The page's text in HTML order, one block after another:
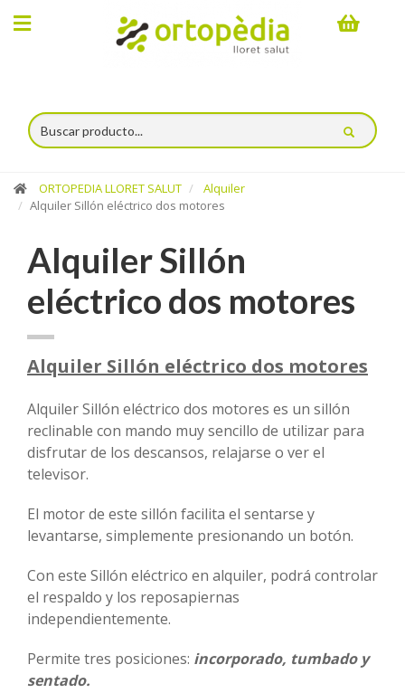
×
online
Ortopedia
Catálogo
Alquiler
Espacio
Lloret
Promociones
Blog
ORTOPEDIA LLORET SALUT
Alquiler
Alquiler Sillón eléctrico dos motores
Alquiler Sillón
eléctrico dos motores
Alquiler Sillón eléctrico dos motores
Alquiler Sillón eléctrico dos motores es un sillón
reclinable con mando muy sencillo de utilizar para
disfrutar de los descansos, relajarse o ver el
televisor.
El motor de este sillón facilita el sentarse y
levantarse, simplemente presionando un botón.
Con este Sillón eléctrico en alquiler, podrá controlar
el respaldo y los reposapiernas
independientemente.
Permite tres posiciones: incorporado, tumbado y
sentado.